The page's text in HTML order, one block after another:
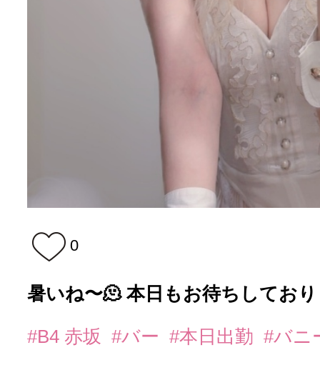
0
暑いね〜🫠 本日もお待ちしてお
#B4 赤坂 #バー #本日出勤 #バニ